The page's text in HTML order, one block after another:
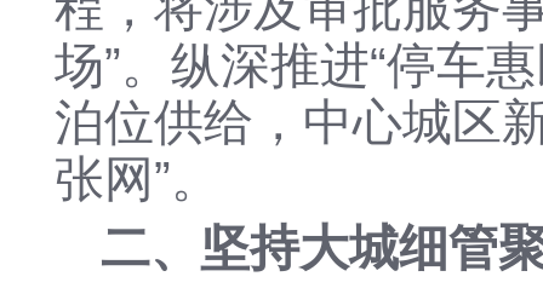
场”。纵深推进“停车
泊位供给，中心城区
张网”。
二、 坚持大城细管